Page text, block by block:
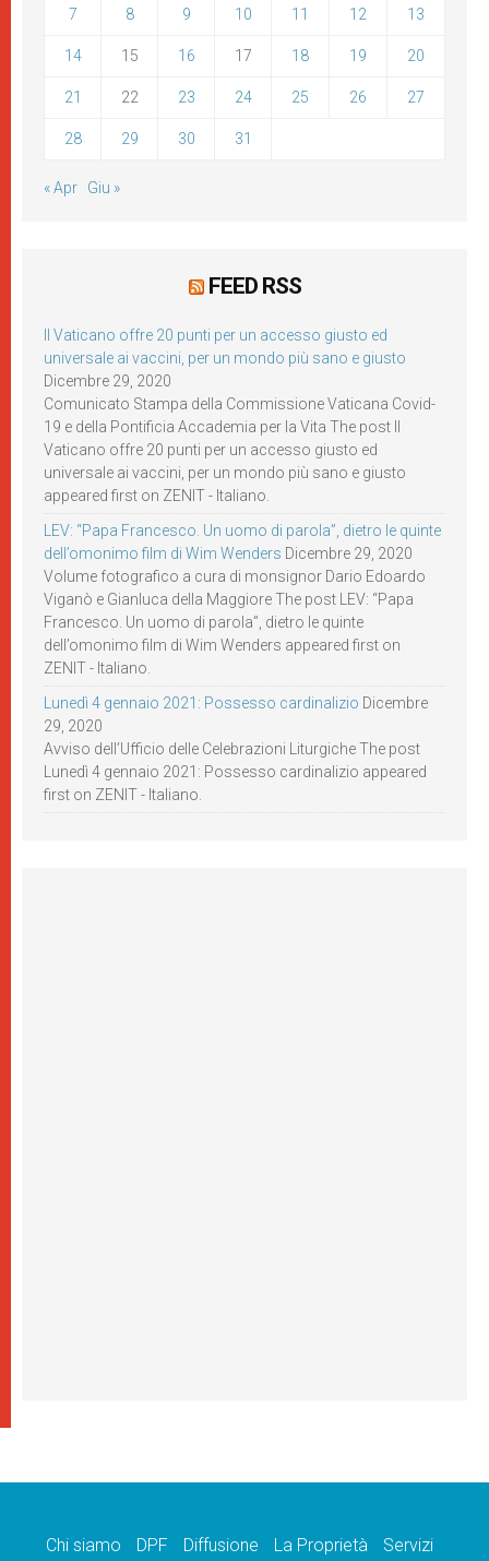
7 8 9 10 11 12 13
14 15 16 17 18 19 20
21 22 23 24 25 26 27
28 29 30 31
« Apr Giu »
FEED RSS
Il Vaticano offre 20 punti per un accesso giusto ed
universale ai vaccini, per un mondo più sano e giusto
Dicembre 29, 2020
Comunicato Stampa della Commissione Vaticana Covid-
19 e della Pontificia Accademia per la Vita The post Il
Vaticano offre 20 punti per un accesso giusto ed
universale ai vaccini, per un mondo più sano e giusto
appeared first on ZENIT - Italiano.
LEV: “Papa Francesco. Un uomo di parola”, dietro le quinte
dell’omonimo film di Wim Wenders Dicembre 29, 2020
Volume fotografico a cura di monsignor Dario Edoardo
Viganò e Gianluca della Maggiore The post LEV: “Papa
Francesco. Un uomo di parola”, dietro le quinte
dell’omonimo film di Wim Wenders appeared first on
ZENIT - Italiano.
Lunedì 4 gennaio 2021: Possesso cardinalizio Dicembre
29, 2020
Avviso dell’Ufficio delle Celebrazioni Liturgiche The post
Lunedì 4 gennaio 2021: Possesso cardinalizio appeared
first on ZENIT - Italiano.
Chi siamo DPF Diffusione La Proprietà Servizi